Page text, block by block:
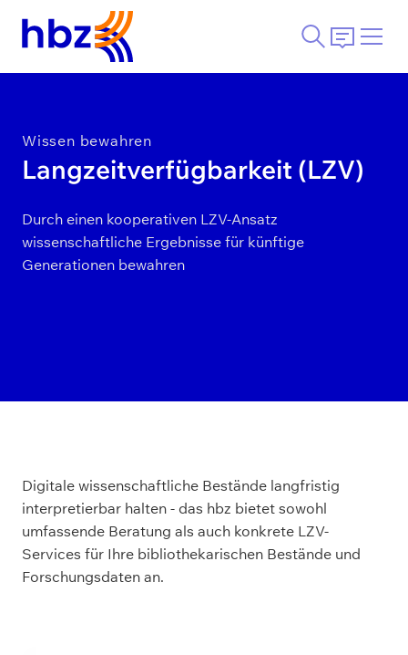
Wissen bewahren
Langzeitverfügbarkeit (LZV)
Durch einen kooperativen LZV-Ansatz
wissenschaftliche Ergebnisse für künftige
Generationen bewahren
Digitale wissenschaftliche Bestände langfristig
interpretierbar halten - das hbz bietet sowohl
umfassende Beratung als auch konkrete LZV-
Services für Ihre bibliothekarischen Bestände und
Forschungsdaten an.